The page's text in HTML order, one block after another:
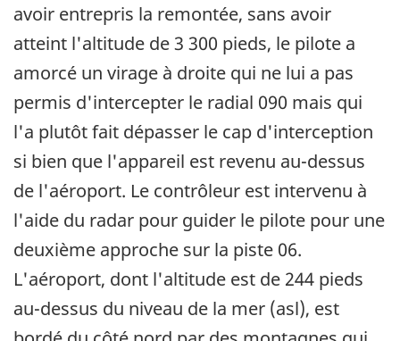
avoir entrepris la remontée, sans avoir
atteint l'altitude de 3 300 pieds, le pilote a
amorcé un virage à droite qui ne lui a pas
permis d'intercepter le radial 090 mais qui
l'a plutôt fait dépasser le cap d'interception
si bien que l'appareil est revenu au-dessus
de l'aéroport. Le contrôleur est intervenu à
l'aide du radar pour guider le pilote pour une
deuxième approche sur la piste 06.
L'aéroport, dont l'altitude est de 244 pieds
au-dessus du niveau de la mer (asl), est